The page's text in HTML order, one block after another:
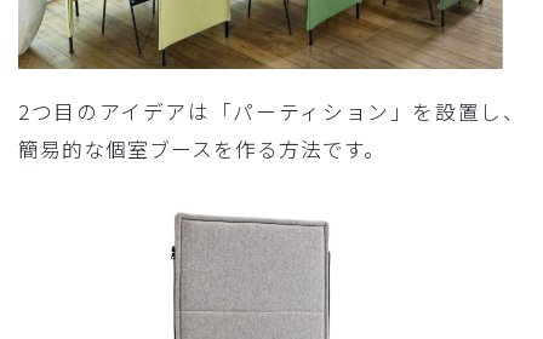
2つ目のアイデアは「パーティション」を設置し、
簡易的な個室ブースを作る方法です。